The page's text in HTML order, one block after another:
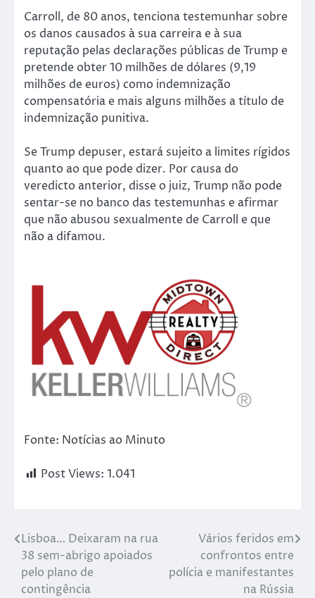
Carroll, de 80 anos, tenciona testemunhar sobre
os danos causados à sua carreira e à sua
reputação pelas declarações públicas de Trump e
pretende obter 10 milhões de dólares (9,19
milhões de euros) como indemnização
compensatória e mais alguns milhões a título de
indemnização punitiva.
Se Trump depuser, estará sujeito a limites rígidos
quanto ao que pode dizer. Por causa do
veredicto anterior, disse o juiz, Trump não pode
sentar-se no banco das testemunhas e afirmar
que não abusou sexualmente de Carroll e que
não a difamou.
Fonte: Notícias ao Minuto
Post Views: 1.041
Lisboa… Deixaram na rua
38 sem-abrigo apoiados
pelo plano de
contingência
Vários feridos em
confrontos entre
polícia e manifestantes
na Rússia